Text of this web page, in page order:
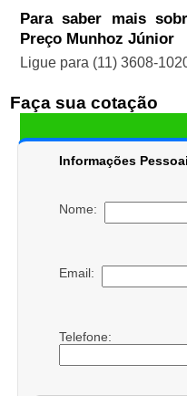
Para saber mais
Preço Munhoz Júnior
Ligue para (11) 3608-
Faça sua cotação
Informações
Nome:
Email:
Telefone: